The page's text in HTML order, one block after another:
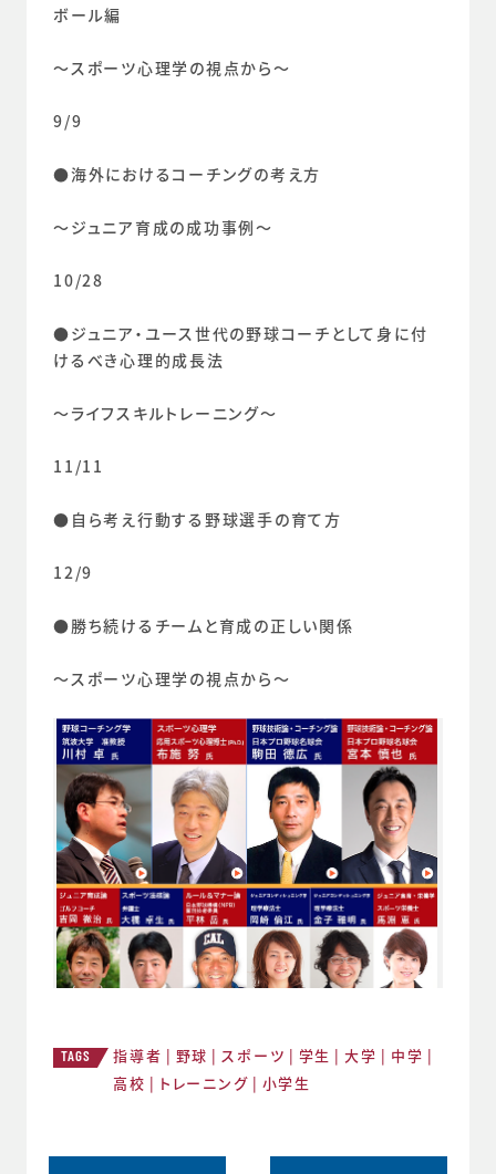
ボール編
～スポーツ心理学の視点から～
9/9
●海外におけるコーチングの考え方
～ジュニア育成の成功事例～
10/28
●ジュニア・ユース世代の野球コーチとして身に付
けるべき心理的成長法
～ライフスキルトレーニング～
11/11
●自ら考え行動する野球選手の育て方
12/9
●勝ち続けるチームと育成の正しい関係
～スポーツ心理学の視点から～
TAGS 指導者 野球 スポーツ 学生 大学
中学
高校
トレーニング 小学生